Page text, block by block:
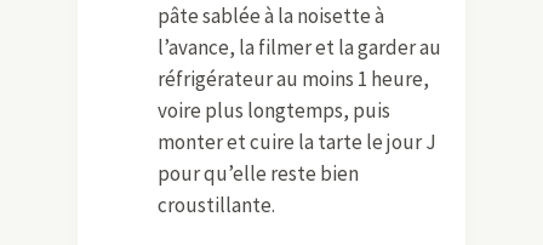
pâte sablée à la noisette à
l’avance, la filmer et la garder au
réfrigérateur au moins 1 heure,
voire plus longtemps, puis
monter et cuire la tarte le jour J
pour qu’elle reste bien
croustillante.